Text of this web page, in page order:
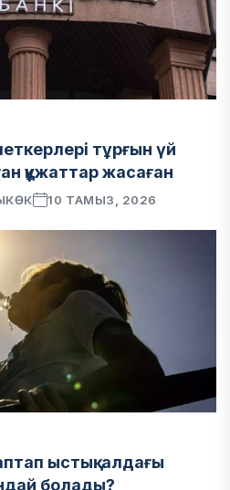
тұрғын үй
құжаттар жасаған
10 ТАМЫЗ, 2026
ыстық: алдағы
болады?